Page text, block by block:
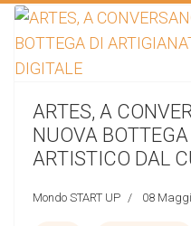
ARTES, A
NUOVA
ARTISTICO DAL
Mondo START UP 08